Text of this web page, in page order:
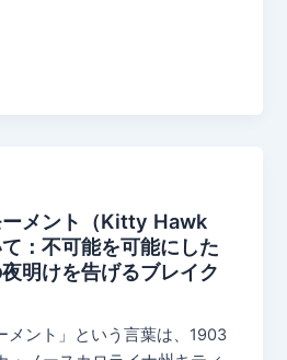
ーメント（Kitty Hawk
：不可能を可能にした
明けを告げるブレイク
メント」という言葉は、1903